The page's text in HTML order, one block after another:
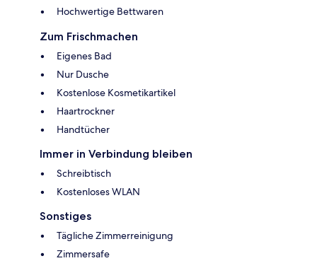
Hochwertige Bettwaren
Zum Frischmachen
Eigenes Bad
Nur Dusche
Kostenlose Kosmetikartikel
Haartrockner
Handtücher
Immer in Verbindung bleiben
Schreibtisch
Kostenloses WLAN
Sonstiges
Tägliche Zimmerreinigung
Zimmersafe